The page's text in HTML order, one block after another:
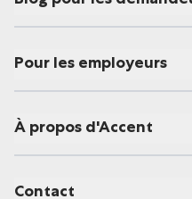
Pour les employeurs
À propos d'Accent
Contact